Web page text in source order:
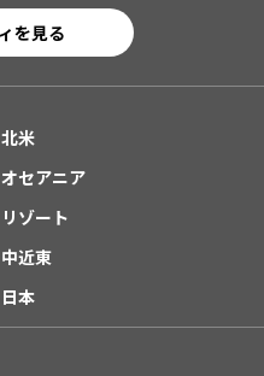
を見る
北米
オセアニア
リゾート
中近東
日本